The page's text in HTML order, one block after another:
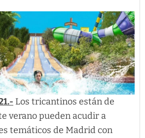
herramientas
Los tricantinos están de
verano pueden acudir a
temáticos de Madrid con